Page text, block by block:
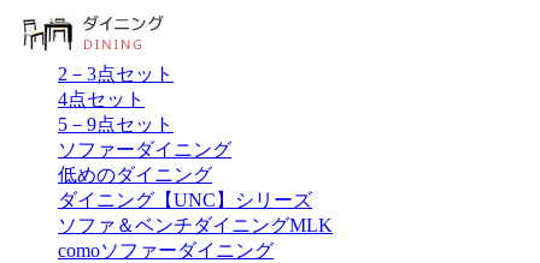
2－3点セット
4点セット
5－9点セット
ソファーダイニング
低めのダイニング
ダイニング【UNC】シリーズ
ソファ＆ベンチダイニングMLK
comoソファーダイニング